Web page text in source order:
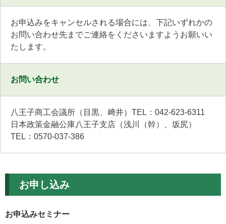
お申込みをキャンセルされる場合には、下記いずれかの
お問い合わせ先までご連絡をくださいますようお願いい
たします。
お問い合わせ
八王子商工会議所（目黒、﨑井）TEL：042-623-6311
日本政策金融公庫八王子支店（浅川（幹）、坂尻）
TEL：0570-037-386
お申し込み
お申込みセミナー